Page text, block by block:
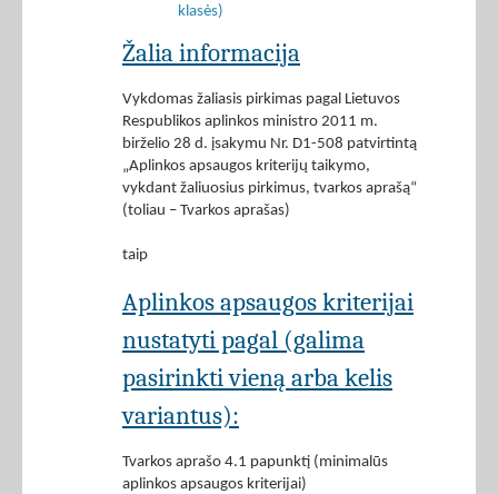
klasės)
Žalia informacija
Vykdomas žaliasis pirkimas pagal Lietuvos
Respublikos aplinkos ministro 2011 m.
birželio 28 d. įsakymu Nr. D1-508 patvirtintą
„Aplinkos apsaugos kriterijų taikymo,
vykdant žaliuosius pirkimus, tvarkos aprašą“
(toliau – Tvarkos aprašas)
taip
Aplinkos apsaugos kriterijai
nustatyti pagal (galima
pasirinkti vieną arba kelis
variantus):
Tvarkos aprašo 4.1 papunktį (minimalūs
aplinkos apsaugos kriterijai)